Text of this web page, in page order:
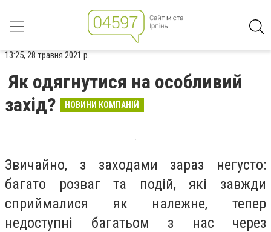
13:25, 28 травня 2021 р.
Як одягнутися на особливий
захід?
НОВИНИ КОМПАНІЙ
Звичайно, з заходами зараз негусто:
багато розваг та подій, які завжди
сприймалися як належне, тепер
недоступні багатьом з нас через